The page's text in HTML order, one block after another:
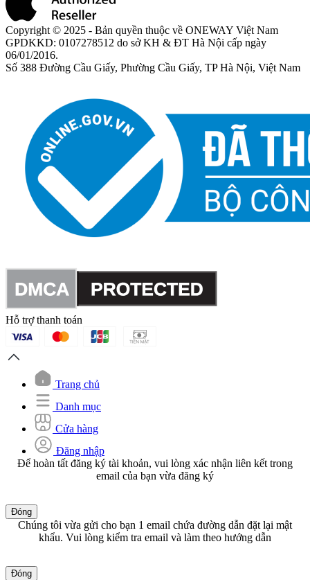
Copyright © 2025 - Bản quyền thuộc về ONEWAY Việt Nam
GPDKKD: 0107278512 do sở KH & ĐT Hà Nội cấp ngày
06/01/2016.
Số 388 Đường Cầu Giấy, Phường Cầu Giấy, TP Hà Nội, Việt Nam
Hỗ trợ thanh toán
Trang chủ
Danh mục
Cửa hàng
Đăng nhập
Để hoàn tất đăng ký tài khoản, vui lòng xác nhận liên kết trong
email của bạn vừa đăng ký
Đóng
Chúng tôi vừa gửi cho bạn 1 email chứa đường dẫn đặt lại mật
khẩu. Vui lòng kiểm tra email và làm theo hướng dẫn
Đóng